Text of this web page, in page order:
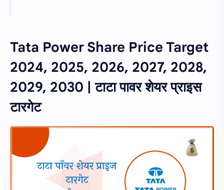
Tata Power Share Price Target
2024, 2025, 2026, 2027, 2028,
2029, 2030 | टाटा पावर शेयर प्राइस
टारगेट